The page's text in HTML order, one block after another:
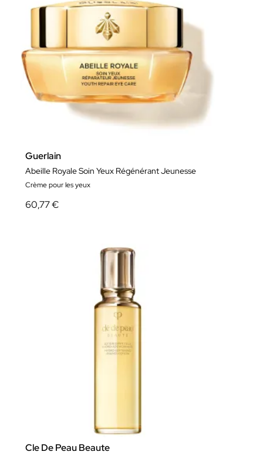
Guerlain
Abeille Royale Soin Yeux Régénérant Jeunesse
Crème pour les yeux
60,77 €
Cle De Peau Beaute